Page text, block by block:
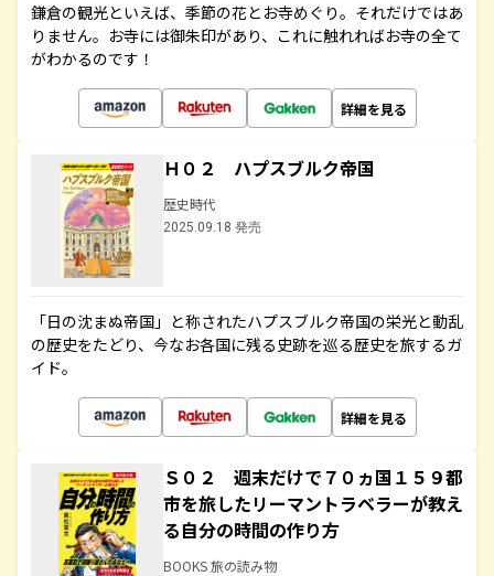
鎌倉の観光といえば、季節の花とお寺めぐり。それだけではあ
りません。お寺には御朱印があり、これに触れればお寺の全て
がわかるのです！
詳細を見る
Ｈ０２ ハプスブルク帝国
歴史時代
2025.09.18 発売
「日の沈まぬ帝国」と称されたハプスブルク帝国の栄光と動乱
の歴史をたどり、今なお各国に残る史跡を巡る歴史を旅するガ
イド。
詳細を見る
Ｓ０２ 週末だけで７０ヵ国１５９都
市を旅したリーマントラベラーが教え
る自分の時間の作り方
BOOKS 旅の読み物